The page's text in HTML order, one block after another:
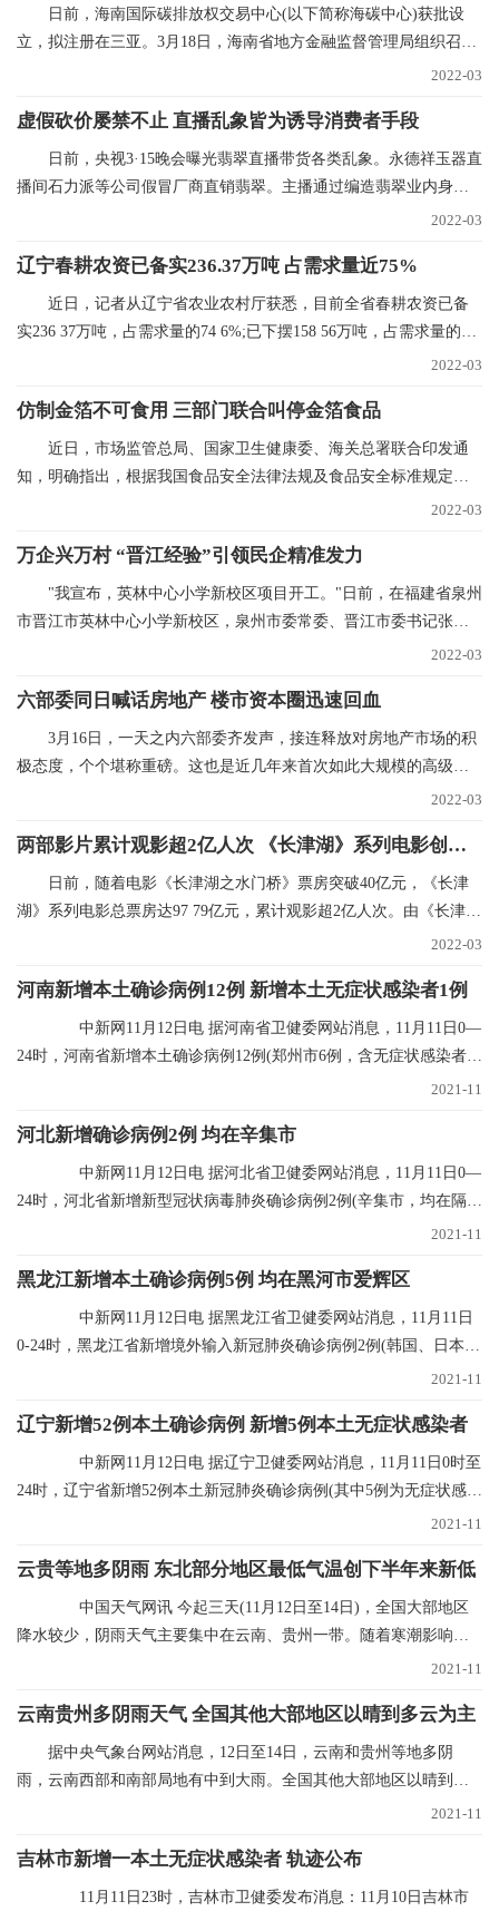
日前，海南国际碳排放权交易中心(以下简称海碳中心)获批设
立，拟注册在三亚。3月18日，海南省地方金融监督管理局组织召开
2022-03
虚假砍价屡禁不止 直播乱象皆为诱导消费者手段
日前，央视3·15晚会曝光翡翠直播带货各类乱象。永德祥玉器直
播间石力派等公司假冒厂商直销翡翠。主播通过编造翡翠业内身
2022-03
辽宁春耕农资已备实236.37万吨 占需求量近75%
近日，记者从辽宁省农业农村厅获悉，目前全省春耕农资已备
实236 37万吨，占需求量的74 6%;已下摆158 56万吨，占需求量的
2022-03
仿制金箔不可食用 三部门联合叫停金箔食品
近日，市场监管总局、国家卫生健康委、海关总署联合印发通
知，明确指出，根据我国食品安全法律法规及食品安全标准规定，
2022-03
万企兴万村 “晋江经验”引领民企精准发力
"我宣布，英林中心小学新校区项目开工。"日前，在福建省泉州
市晋江市英林中心小学新校区，泉州市委常委、晋江市委书记张文
2022-03
六部委同日喊话房地产 楼市资本圈迅速回血
3月16日，一天之内六部委齐发声，接连释放对房地产市场的积
极态度，个个堪称重磅。这也是近几年来首次如此大规模的高级别
2022-03
两部影片累计观影超2亿人次 《长津湖》系列电影创纪录
日前，随着电影《长津湖之水门桥》票房突破40亿元，《长津
湖》系列电影总票房达97 79亿元，累计观影超2亿人次。由《长津
2022-03
河南新增本土确诊病例12例 新增本土无症状感染者1例
中新网11月12日电 据河南省卫健委网站消息，11月11日0—
24时，河南省新增本土确诊病例12例(郑州市6例，含无症状感染者转
2021-11
河北新增确诊病例2例 均在辛集市
中新网11月12日电 据河北省卫健委网站消息，11月11日0—
24时，河北省新增新型冠状病毒肺炎确诊病例2例(辛集市，均在隔离
2021-11
黑龙江新增本土确诊病例5例 均在黑河市爱辉区
中新网11月12日电 据黑龙江省卫健委网站消息，11月11日
0-24时，黑龙江省新增境外输入新冠肺炎确诊病例2例(韩国、日本输
2021-11
辽宁新增52例本土确诊病例 新增5例本土无症状感染者
中新网11月12日电 据辽宁卫健委网站消息，11月11日0时至
24时，辽宁省新增52例本土新冠肺炎确诊病例(其中5例为无症状感染
2021-11
云贵等地多阴雨 东北部分地区最低气温创下半年来新低
中国天气网讯 今起三天(11月12日至14日)，全国大部地区
降水较少，阴雨天气主要集中在云南、贵州一带。随着寒潮影响结
2021-11
云南贵州多阴雨天气 全国其他大部地区以晴到多云为主
据中央气象台网站消息，12日至14日，云南和贵州等地多阴
雨，云南西部和南部局地有中到大雨。全国其他大部地区以晴到多
2021-11
吉林市新增一本土无症状感染者 轨迹公布
11月11日23时，吉林市卫健委发布消息：11月10日吉林市